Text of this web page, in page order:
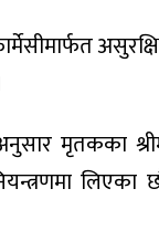
मृतकका